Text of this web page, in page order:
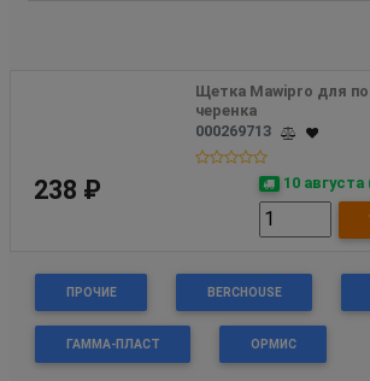
Щетка Mawipro для
черенка
000269713
238 ₽ 10
ПРОЧИЕ BERCHOUSE
ГАММА-ПЛАСТ ОРМИС